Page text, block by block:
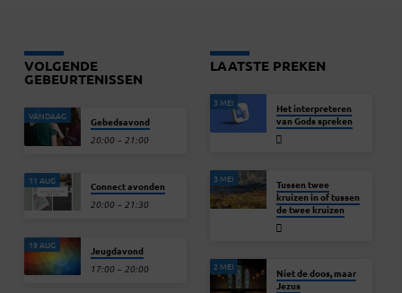
VOLGENDE
GEBEURTENISSEN
VANDAAG Gebedsavond
20:00 – 21:00
11 AUG Connect avonden
20:00 – 21:30
19 AUG Jeugdavond
17:00 – 20:00
LAATSTE PREKEN
3 MEI
Het interpreteren
van Gods spreken
3 MEI
Tussen twee
kruizen in of tussen
de twee kruizen
2 MEI
Niet de doos, maar
Jezus